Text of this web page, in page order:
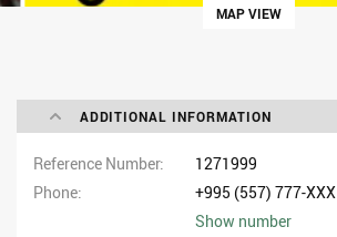
MAP VIEW
ADDITIONAL INFORMATION
Reference Number
1271999
Phone
+995 (557) 777-XXX
Show number